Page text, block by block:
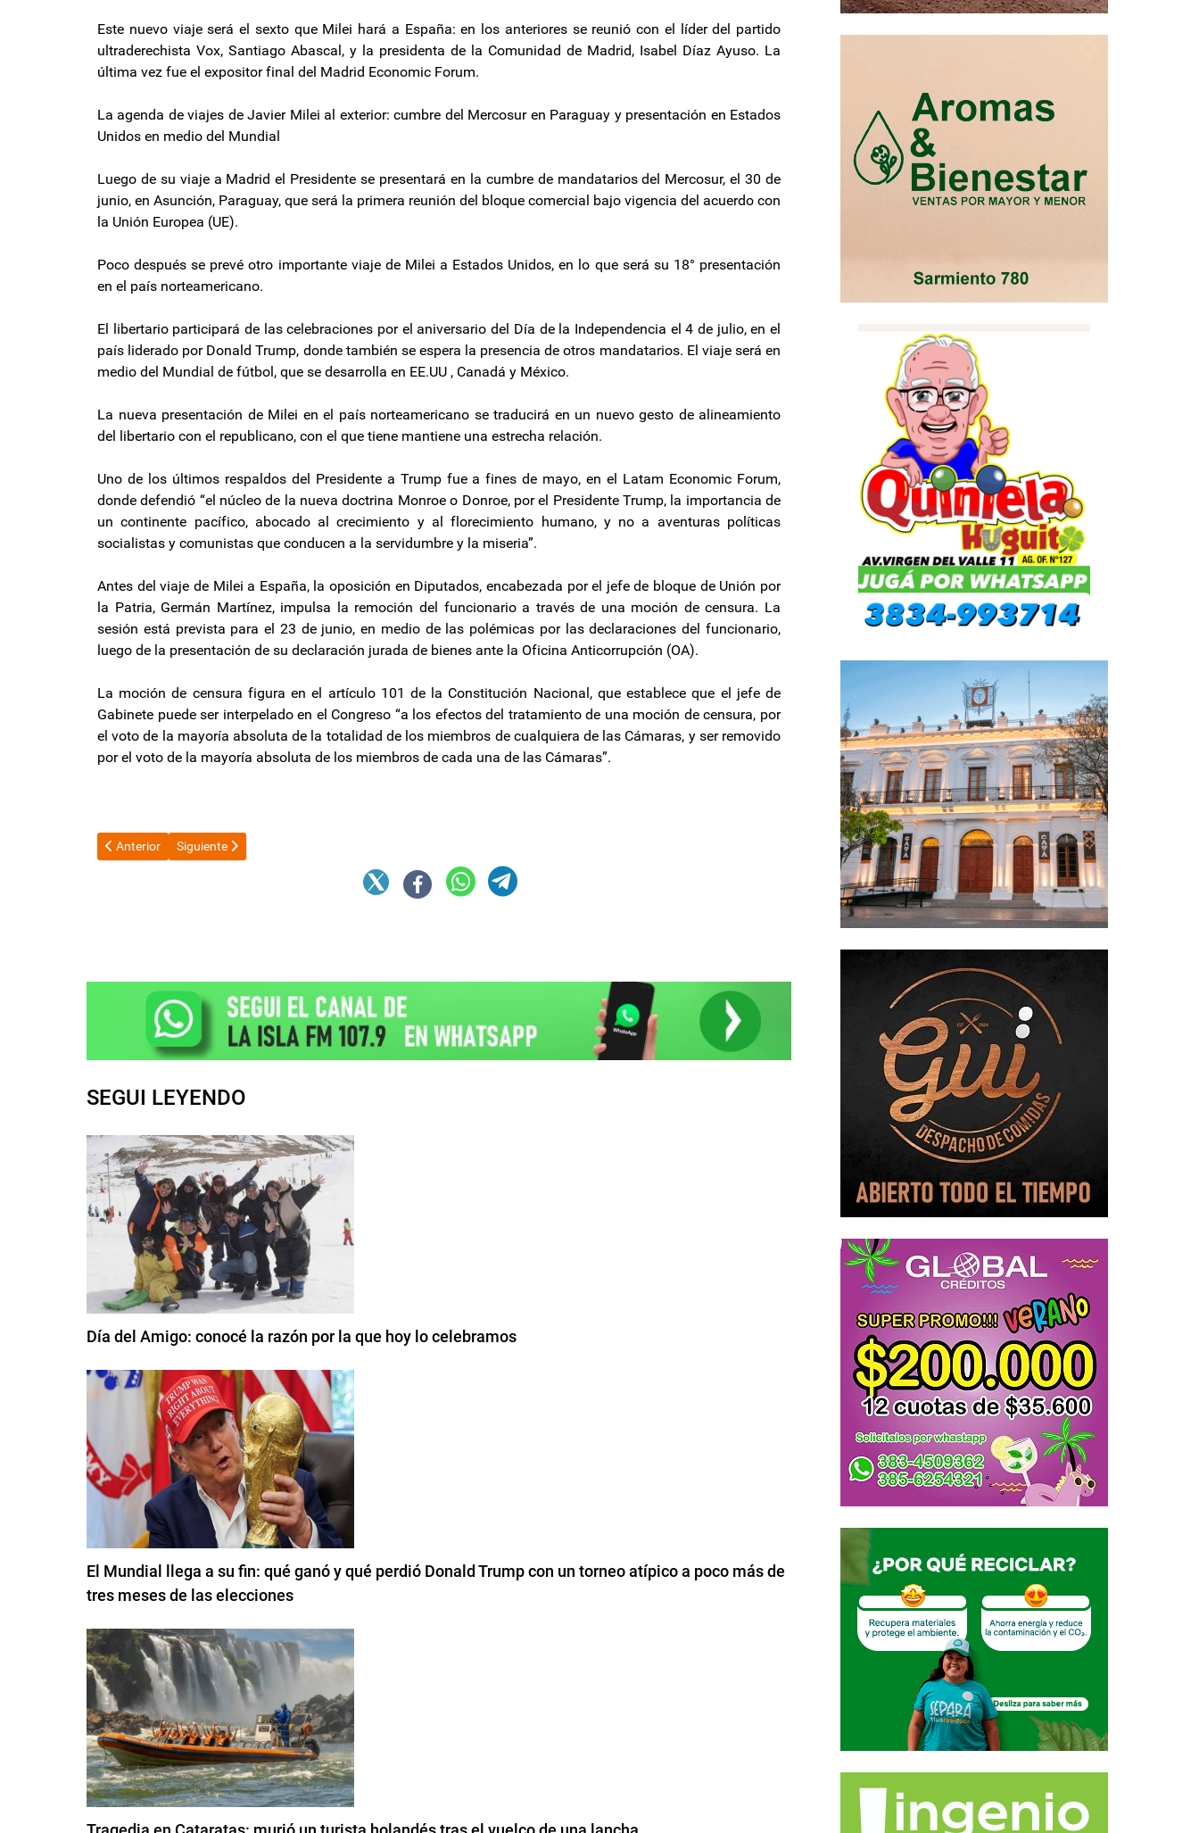
Este nuevo viaje será el sexto que Milei hará a España: en los anteriores se reunió con el líder del partido
ultraderechista Vox, Santiago Abascal, y la presidenta de la Comunidad de Madrid, Isabel Díaz Ayuso. La
última vez fue el expositor final del Madrid Economic Forum.
La agenda de viajes de Javier Milei al exterior: cumbre del Mercosur en Paraguay y presentación en Estados
Unidos en medio del Mundial
Luego de su viaje a Madrid el Presidente se presentará en la cumbre de mandatarios del Mercosur, el 30 de
junio, en Asunción, Paraguay, que será la primera reunión del bloque comercial bajo vigencia del acuerdo con
la Unión Europea (UE).
Poco después se prevé otro importante viaje de Milei a Estados Unidos, en lo que será su 18° presentación
en el país norteamericano.
El libertario participará de las celebraciones por el aniversario del Día de la Independencia el 4 de julio, en el
país liderado por Donald Trump, donde también se espera la presencia de otros mandatarios. El viaje será en
medio del Mundial de fútbol, que se desarrolla en EE.UU , Canadá y México.
La nueva presentación de Milei en el país norteamericano se traducirá en un nuevo gesto de alineamiento
del libertario con el republicano, con el que tiene mantiene una estrecha relación.
Uno de los últimos respaldos del Presidente a Trump fue a fines de mayo, en el Latam Economic Forum,
donde defendió “el núcleo de la nueva doctrina Monroe o Donroe, por el Presidente Trump, la importancia de
un continente pacífico, abocado al crecimiento y al florecimiento humano, y no a aventuras políticas
socialistas y comunistas que conducen a la servidumbre y la miseria”.
Antes del viaje de Milei a España, la oposición en Diputados, encabezada por el jefe de bloque de Unión por
la Patria, Germán Martínez, impulsa la remoción del funcionario a través de una moción de censura. La
sesión está prevista para el 23 de junio, en medio de las polémicas por las declaraciones del funcionario,
luego de la presentación de su declaración jurada de bienes ante la Oficina Anticorrupción (OA).
La moción de censura figura en el artículo 101 de la Constitución Nacional, que establece que el jefe de
Gabinete puede ser interpelado en el Congreso “a los efectos del tratamiento de una moción de censura, por
el voto de la mayoría absoluta de la totalidad de los miembros de cualquiera de las Cámaras, y ser removido
por el voto de la mayoría absoluta de los miembros de cada una de las Cámaras”.
Artículo anterior: Catamarca, referente nacional en la articulación entre Educación y Trabajo
Anterior Artículo siguiente: Raúl destacó el rol productivo del interior del país en el Primer Foro de Economías Regionales
Siguiente
SEGUI LEYENDO
Día del Amigo: conocé la razón por la que hoy lo celebramos
El Mundial llega a su fin: qué ganó y qué perdió Donald Trump con un torneo atípico a poco más de
tres meses de las elecciones